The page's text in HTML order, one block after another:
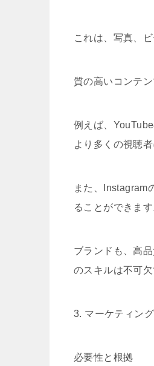
これは、写真、
質の高いコンテ
例えば、
より多くの視聴
また、Instagram
ることができます
ブランドも、高
のスキルは不可欠
3. マーケティン
必要性と根拠